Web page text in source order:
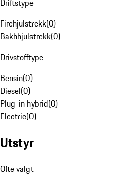
Driftstype
Firehjulstrekk(0)
Bakhhjulstrekk(0)
Drivstofftype
Bensin(0)
Diesel(0)
Plug-in hybrid(0)
Electric(0)
Utstyr
Ofte valgt